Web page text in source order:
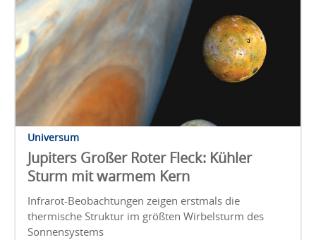
Universum
Jupiters Großer Roter Fleck: Kühler
Sturm mit warmem Kern
Infrarot-Beobachtungen zeigen erstmals die
thermische Struktur im größten Wirbelsturm des
Sonnensystems